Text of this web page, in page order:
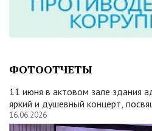
ФОТООТЧЕТЫ
11 июня в актовом зале здания
яркий и душевный концерт,
16.06.2026